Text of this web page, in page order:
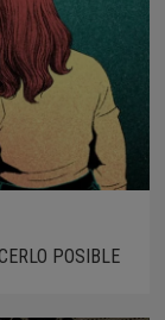
POSIBLE